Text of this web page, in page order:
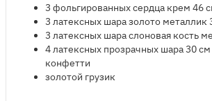
3 фольгированных сердца крем 46
3 латексных шара золото металлик
3 латексных шара слоновая кость
4 латексных прозрачных шара 30
конфетти
золотой грузик